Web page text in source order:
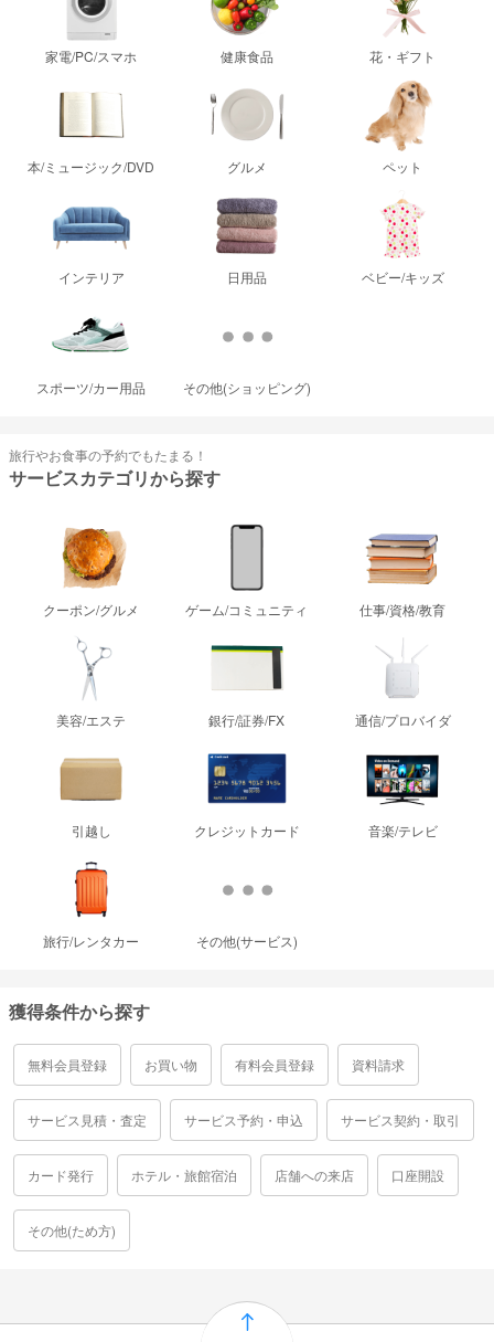
家電/PC/スマホ 健康食品 花・ギフト
本/ミュージック/DVD グルメ ペット
インテリア 日用品 ベビー/キッズ
スポーツ/カー用品 その他(ショッピング)
旅行やお食事の予約でもたまる！
サービスカテゴリから探す
クーポン/グルメ ゲーム/コミュニティ 仕事/資格/教育
美容/エステ 銀行/証券/FX 通信/プロバイダ
引越し クレジットカード 音楽/テレビ
旅行/レンタカー その他(サービス)
獲得条件から探す
無料会員登録 お買い物 有料会員登録 資料請求
サービス見積・査定 サービス予約・申込 サービス契約・取引
カード発行 ホテル・旅館宿泊 店舗への来店 口座開設
その他(ため方)